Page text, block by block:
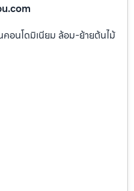
.com
อนโดมิเนียม ล้อม-ย้ายต้นไม้